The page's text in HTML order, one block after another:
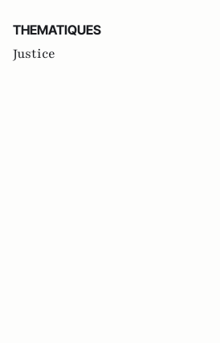
THEMATIQUES
Justice